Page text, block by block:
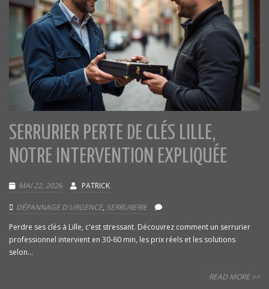
SERRURIER PERTE DE CLÉS LILLE,
NOTRE INTERVENTION EXPLIQUÉE
MAI 22, 2026 PATRICK
DÉPANNAGE D'URGENCE, SERRURERIE
Perdre ses clés à Lille, c'est stressant. Découvrez comment un serrurier
professionnel intervient en 30-60 min, les prix réels et les solutions
selon...
READ MORE >>